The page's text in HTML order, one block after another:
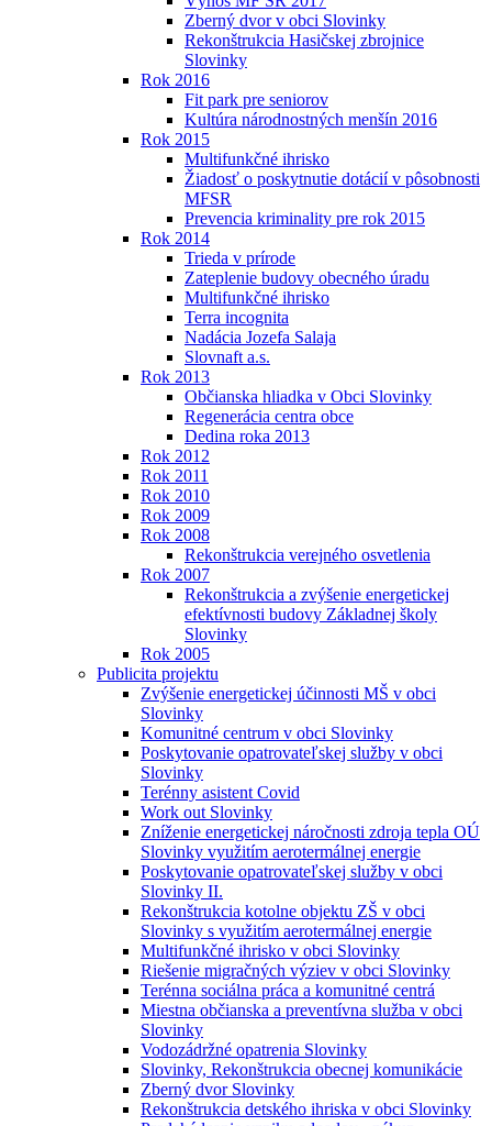
Zberný dvor v obci Slovinky
Rekonštrukcia Hasičskej zbrojnice
Slovinky
Rok 2016
Fit park pre seniorov
Kultúra národnostných menšín 2016
Rok 2015
Multifunkčné ihrisko
Žiadosť o poskytnutie dotácií v pôsobnosti
MFSR
Prevencia kriminality pre rok 2015
Rok 2014
Trieda v prírode
Zateplenie budovy obecného úradu
Multifunkčné ihrisko
Terra incognita
Nadácia Jozefa Salaja
Slovnaft a.s.
Rok 2013
Občianska hliadka v Obci Slovinky
Regenerácia centra obce
Dedina roka 2013
Rok 2012
Rok 2011
Rok 2010
Rok 2009
Rok 2008
Rekonštrukcia verejného osvetlenia
Rok 2007
Rekonštrukcia a zvýšenie energetickej
efektívnosti budovy Základnej školy
Slovinky
Rok 2005
Publicita projektu
Zvýšenie energetickej účinnosti MŠ v obci
Slovinky
Komunitné centrum v obci Slovinky
Poskytovanie opatrovateľskej služby v obci
Slovinky
Terénny asistent Covid
Work out Slovinky
Zníženie energetickej náročnosti zdroja tepla OÚ
Slovinky využitím aerotermálnej energie
Poskytovanie opatrovateľskej služby v obci
Slovinky II.
Rekonštrukcia kotolne objektu ZŠ v obci
Slovinky s využitím aerotermálnej energie
Multifunkčné ihrisko v obci Slovinky
Riešenie migračných výziev v obci Slovinky
Terénna sociálna práca a komunitné centrá
Miestna občianska a preventívna služba v obci
Slovinky
Vodozádržné opatrenia Slovinky
Slovinky, Rekonštrukcia obecnej komunikácie
Zberný dvor Slovinky
Rekonštrukcia detského ihriska v obci Slovinky